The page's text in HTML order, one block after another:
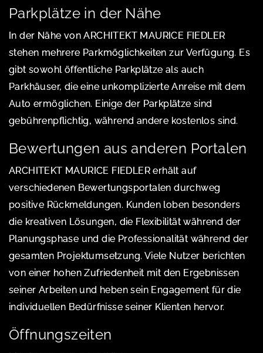
Parkplätze in der Nähe
In der Nähe von ARCHITEKT MAURICE FIEDLER
stehen mehrere Parkmöglichkeiten zur Verfügung. Es
gibt sowohl öffentliche Parkplätze als auch
Parkhäuser, die eine unkomplizierte Anreise mit dem
Auto ermöglichen. Einige der Parkplätze sind
gebührenpflichtig, während andere kostenlos sind.
Bewertungen aus anderen Portalen
ARCHITEKT MAURICE FIEDLER erhält auf
verschiedenen Bewertungsportalen durchweg
positive Rückmeldungen. Kunden loben besonders
die kreativen Lösungen, die Flexibilität während der
Planungsphase und die Professionalität während der
gesamten Projektumsetzung. Viele Nutzer berichten
von einer hohen Zufriedenheit mit den Ergebnissen
seiner Arbeiten und heben sein Engagement für die
individuellen Bedürfnisse seiner Klienten hervor.
Öffnungszeiten